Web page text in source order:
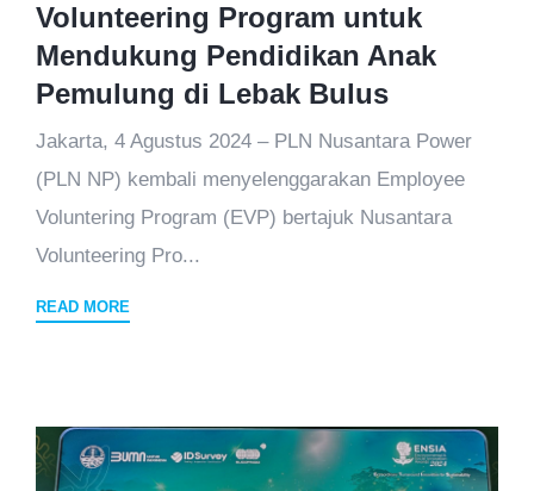
Volunteering Program untuk
Mendukung Pendidikan Anak
Pemulung di Lebak Bulus
Jakarta, 4 Agustus 2024 – PLN Nusantara Power
(PLN NP) kembali menyelenggarakan Employee
Voluntering Program (EVP) bertajuk Nusantara
Volunteering Pro...
READ MORE